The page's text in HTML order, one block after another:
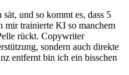
und so kommt es, dass 5
mir trainierte KI so manchem
rückt. Copywriter
sondern auch direkte
entfernt bin ich ein bisschen